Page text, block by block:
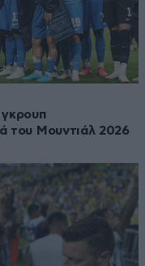
γκρουπ
του Μουντιάλ 2026